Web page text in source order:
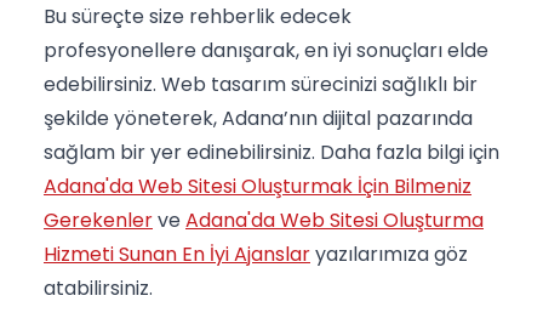
Bu süreçte size rehberlik edecek
profesyonellere danışarak, en iyi sonuçları elde
edebilirsiniz. Web tasarım sürecinizi sağlıklı bir
şekilde yöneterek, Adana’nın dijital pazarında
sağlam bir yer edinebilirsiniz. Daha fazla bilgi için
Adana'da Web Sitesi Oluşturmak İçin Bilmeniz
GerekenlerveAdana'da Web Sitesi Oluşturma
Hizmeti Sunan En İyi Ajanslaryazılarımıza göz
atabilirsiniz.